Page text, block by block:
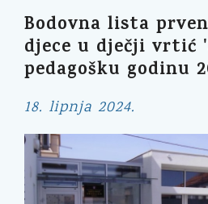
Bodovna lista
djece u dječji vrtić
pedagošku godinu
18. lipnja 2024.